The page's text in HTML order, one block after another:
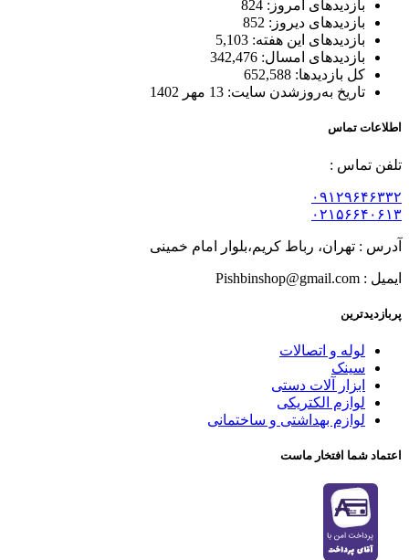
بازدیدهای امروز: 824
بازدیدهای دیروز: 852
بازدیدهای این هفته: 5,103
بازدیدهای امسال: 342,476
کل بازدیدها: 652,588
تاریخ به‌روزشدن سایت: 13 مهر 1402
اطلاعات تماس
تلفن تماس :
۰۹۱۲۹۶۴۶۳۳۲
۰۲۱۵۶۶۴۰۶۱۳
آدرس : تهران، رباط کریم،بلوار امام خمینی
ایمیل : Pishbinshop@gmail.com
پربازدیدترین
لوله و اتصالات
سینک
ابزار آلات دستی
لوازم الکتریکی
لوازم بهداشتی و ساختمانی
اعتماد شما افتخار ماست